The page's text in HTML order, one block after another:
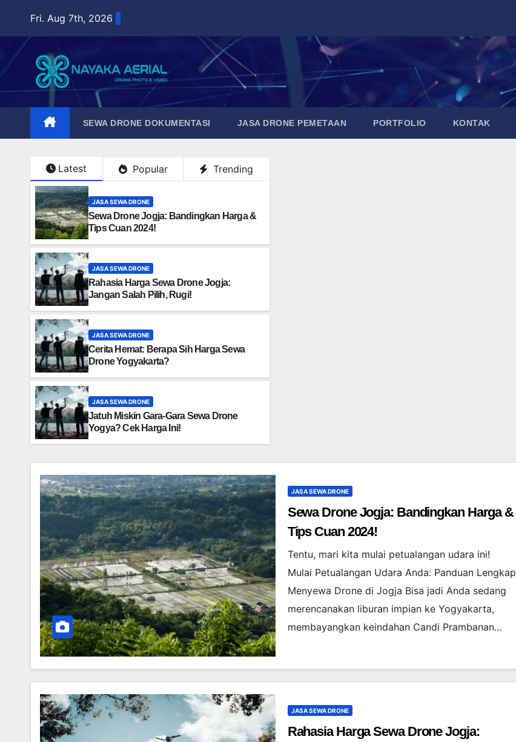
content
Fri. Aug 7th, 2026
SEWA DRONE DOKUMENTASI JASA DRONE PEMETAAN PORTFOLIO KONTAK
Latest Popular Trending
JASA SEWA DRONE
Sewa Drone Jogja: Bandingkan Harga &
Tips Cuan 2024!
JASA SEWA DRONE
Rahasia Harga Sewa Drone Jogja:
Jangan Salah Pilih, Rugi!
JASA SEWA DRONE
Cerita Hemat: Berapa Sih Harga Sewa
Drone Yogyakarta?
JASA SEWA DRONE
Jatuh Miskin Gara-Gara Sewa Drone
Yogya? Cek Harga Ini!
JASA SEWA DRONE
Sewa Drone Jogja: Bandingkan Harga &
Tips Cuan 2024!
Tentu, mari kita mulai petualangan udara ini!
Mulai Petualangan Udara Anda: Panduan Lengkap
Menyewa Drone di Jogja Bisa jadi Anda sedang
merencanakan liburan impian ke Yogyakarta,
membayangkan keindahan Candi Prambanan…
JASA SEWA DRONE
Rahasia Harga Sewa Drone Jogja: